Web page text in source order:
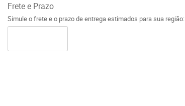
Frete e Prazo
Simule o frete e o prazo de entrega estimados para sua região: